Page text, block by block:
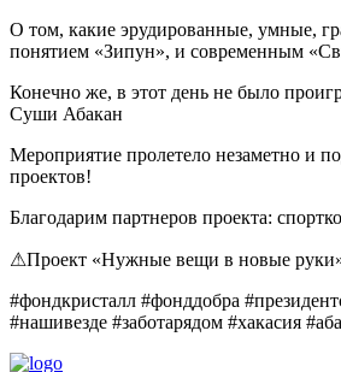
О том, какие эрудированные, умные,
понятием «Зипун», и современным
Конечно же, в этот день не было
Суши Абакан
Мероприятие пролетело незаметно и
проектов!
Благодарим партнеров проекта:
⚠Проект «Нужные вещи в новые руки»
#фондкристалл #фонддобра
#нашивезде #заботарядом #хакасия